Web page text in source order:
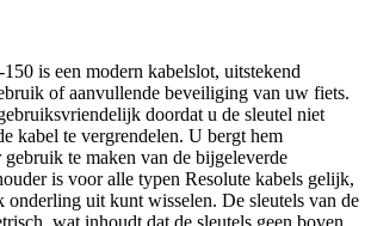
is een modern kabelslot, uitstekend
of aanvullende beveiliging van uw fiets.
doordat u de sleutel niet
kabel te vergrendelen. U bergt hem
te maken van de bijgeleverde
is voor alle typen Resolute kabels gelijk,
onderling uit kunt wisselen. De sleutels van de
wat inhoudt dat de sleutels geen boven